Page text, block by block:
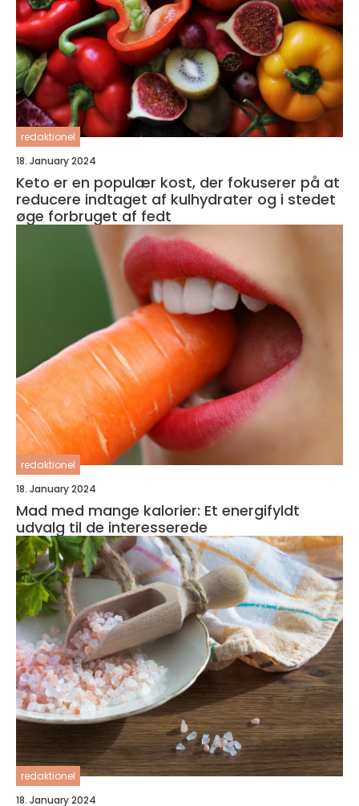
redaktionel
18. January 2024
Keto er en populær kost, der fokuserer på at
reducere indtaget af kulhydrater og i stedet
øge forbruget af fedt
redaktionel
18. January 2024
Mad med mange kalorier: Et energifyldt
udvalg til de interesserede
redaktionel
18. January 2024